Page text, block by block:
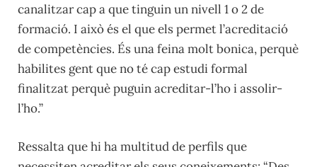
canalitzar cap a que tinguin un nivell 1 o 2 de
formació. I això és el que els permet l’acreditació
de competències. És una feina molt bonica, perquè
habilites gent que no té cap estudi formal
finalitzat perquè puguin acreditar-l’ho i assolir-
l’ho.”
Ressalta que hi ha multitud de perfils que